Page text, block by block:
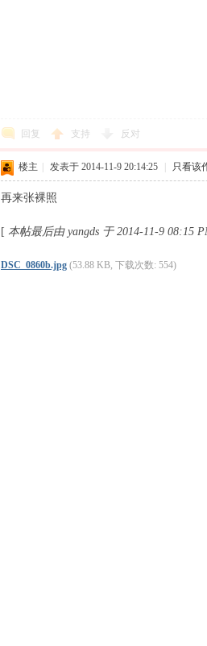
回复 支持 反对
楼主 发表于 2014-11-9 20:14:25 只看该
再来张裸照
[ 本帖最后由 yangds 于 2014-11-9 08:15
DSC_0860b.jpg (53.88 KB, 下载次数: 554)